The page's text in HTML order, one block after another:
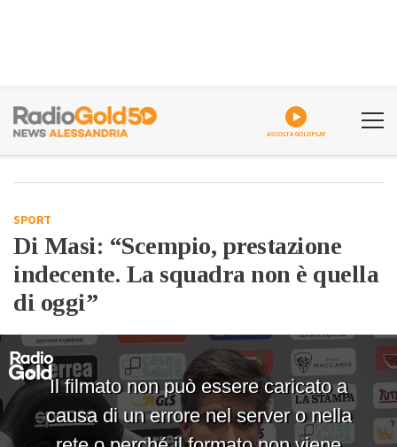
ASCOLTA GOLDPLAY
SPORT
Di Masi: “Scempio, prestazione
indecente. La squadra non è quella
di oggi”